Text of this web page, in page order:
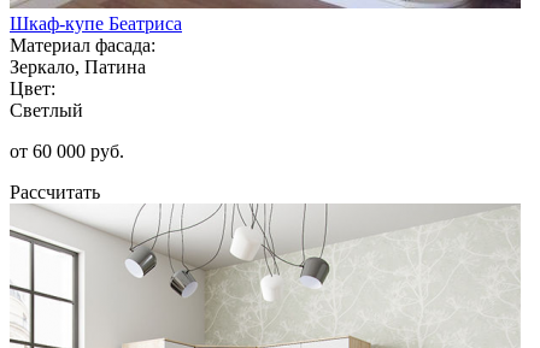
Шкаф-купе Беатриса
Материал фасада:
Зеркало, Патина
Цвет:
Светлый
от 60 000 руб.
Рассчитать